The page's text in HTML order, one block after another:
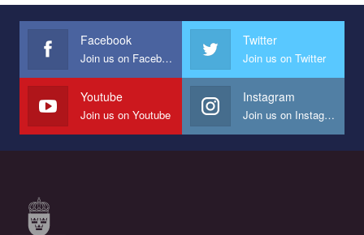
представляющий программу развития организации.
Мы просим вас поддержать нас и помочь нам реализовать
наш план по борьбе с насилием и дискриминацией на почве
СОГИ в Украине.
Все, что вам нужно сделать - это зайти на наш канал YouTube
Facebook
Join us on Facebook
Twitter
Join us on Twitter
Youtube
Join us on Youtube
Instagram
Join us on Instagram